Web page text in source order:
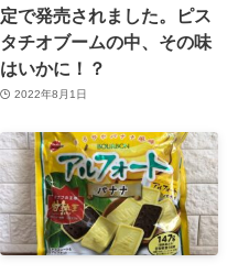
定で発売されました。ピス
タチオブームの中、その味
はいかに！？
2022年8月1日